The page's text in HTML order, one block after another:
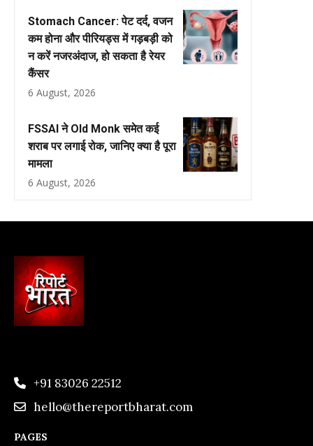
Stomach Cancer: पेट दर्द, वजन
कम होना और पीरियड्स में गड़बड़ी को
न करें नजरअंदाज, हो सकता है रेयर
कैंसर
6 August, 2026
FSSAI ने Old Monk समेत कई
शराब पर लगाई रोक, जानिए क्या है पूरा
मामला
6 August, 2026
+91 83026 22512
hello@thereportbharat.com
PAGES